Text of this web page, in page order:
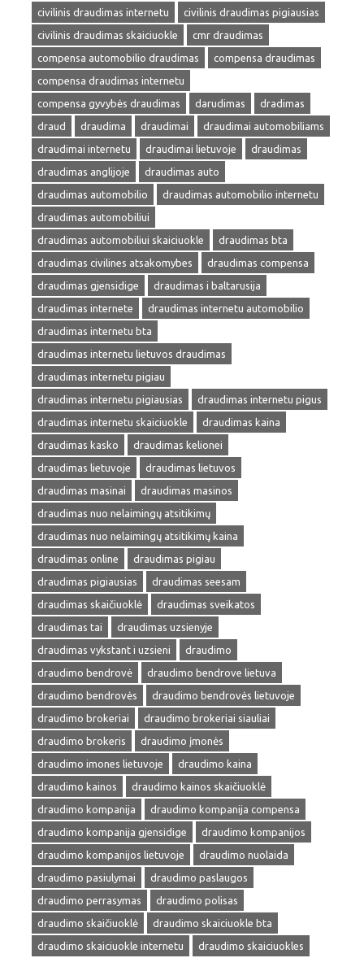
civilinis draudimas internetu
civilinis draudimas pigiausias
civilinis draudimas skaiciuokle
cmr draudimas
compensa automobilio draudimas
compensa draudimas
compensa draudimas internetu
compensa gyvybės draudimas
darudimas
dradimas
draud
draudima draudimai
draudimai automobiliams
draudimai internetu
draudimai lietuvoje
draudimas
draudimas anglijoje
draudimas auto
draudimas automobilio
draudimas automobilio internetu
draudimas automobiliui
draudimas automobiliui skaiciuokle
draudimas bta
draudimas civilines atsakomybes
draudimas compensa
draudimas gjensidige
draudimas i baltarusija
draudimas internete
draudimas internetu automobilio
draudimas internetu bta
draudimas internetu lietuvos draudimas
draudimas internetu pigiau
draudimas internetu pigiausias
draudimas internetu pigus
draudimas internetu skaiciuokle
draudimas kaina
draudimas kasko
draudimas kelionei
draudimas lietuvoje
draudimas lietuvos
draudimas masinai
draudimas masinos
draudimas nuo nelaimingų atsitikimų
draudimas nuo nelaimingų atsitikimų kaina
draudimas online
draudimas pigiau
draudimas pigiausias
draudimas seesam
draudimas skaičiuoklė
draudimas sveikatos
draudimas tai
draudimas uzsienyje
draudimas vykstant i uzsieni
draudimo
draudimo bendrovė
draudimo bendrove lietuva
draudimo bendrovės
draudimo bendrovės lietuvoje
draudimo brokeriai
draudimo brokeriai siauliai
draudimo brokeris
draudimo įmonės
draudimo imones lietuvoje
draudimo kaina
draudimo kainos
draudimo kainos skaičiuoklė
draudimo kompanija
draudimo kompanija compensa
draudimo kompanija gjensidige
draudimo kompanijos
draudimo kompanijos lietuvoje
draudimo nuolaida
draudimo pasiulymai
draudimo paslaugos
draudimo perrasymas
draudimo polisas
draudimo skaičiuoklė
draudimo skaiciuokle bta
draudimo skaiciuokle internetu
draudimo skaiciuokles